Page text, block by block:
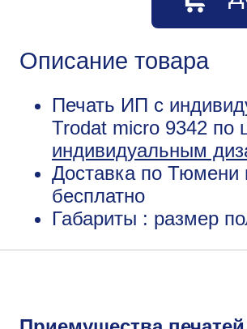
Описание товара
Печать ИП с
Trodat micro 9342
индивидуальным
Доставка по Тюмени
бесплатно
Габариты : размер